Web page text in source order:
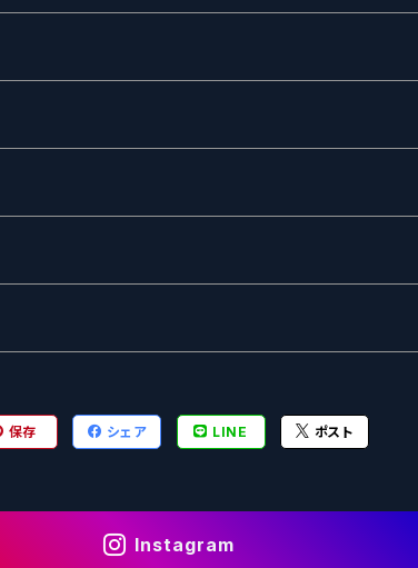
保存 シェア LINE ポスト
Instagram